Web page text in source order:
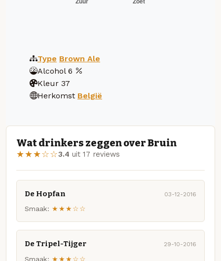
Type Brown Ale
Alcohol 6
Kleur 37
Herkomst België
Wat drinkers zeggen over Bruin
★★★☆☆3.4 uit 17 reviews
De Hopfan 03-12-2016
Smaak: ★★★☆☆
De Tripel-Tijger 29-10-2016
Smaak: ★★★☆☆